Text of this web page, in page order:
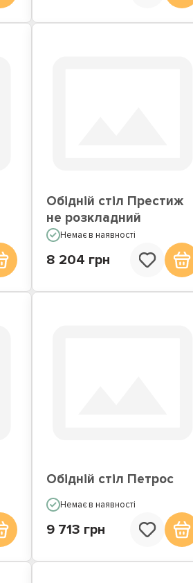
Обідній стіл Престиж
не розкладний
Немає в наявності
8 204 грн
Обідній стіл Петрос
Немає в наявності
9 713 грн